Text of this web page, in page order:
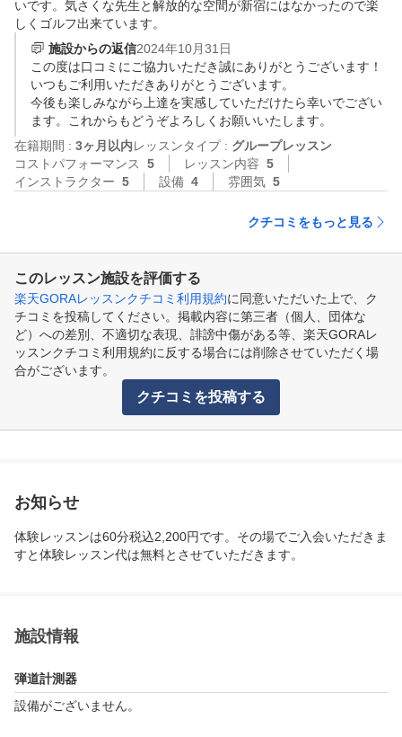
いです。気さくな先生と解放的な空間が新宿にはなかったので楽
しくゴルフ出来ています。
施設からの返信2024年10月31日
この度は口コミにご協力いただき誠にありがとうございます！
いつもご利用いただきありがとうございます。
今後も楽しみながら上達を実感していただけたら幸いでござい
ます。これからもどうぞよろしくお願いいたします。
在籍期間 : 3ヶ月以内レッスンタイプ : グループレッスン
コストパフォーマンス
5 レッスン内容 5
インストラクター 5 設備 4 雰囲気 5
クチコミをもっと見る
このレッスン施設を評価する
楽天GORAレッスンクチコミ利用規約に同意いただいた上で、ク
チコミを投稿してください。掲載内容に第三者（個人、団体な
ど）への差別、不適切な表現、誹謗中傷がある等、楽天GORAレ
ッスンクチコミ利用規約に反する場合には削除させていただく場
合がございます。
クチコミを投稿する
お知らせ
体験レッスンは60分税込2,200円です。その場でご入会いただきま
すと体験レッスン代は無料とさせていただきます。
施設情報
弾道計測器
設備がございません。